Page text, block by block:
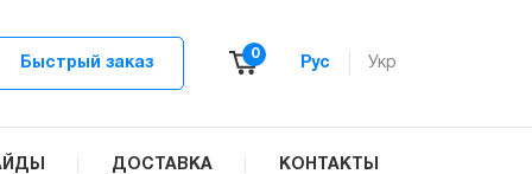
Быстрый заказ
0
Рус Укр
ДОСТАВКА КОНТАКТЫ